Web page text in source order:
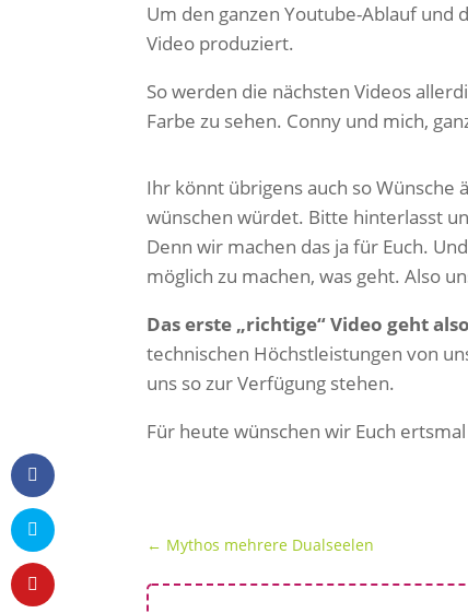
YouTub
entsper
ren
Um den ganzen Youtube-Ablauf und
Video produziert.
So werden die nächsten Videos
Farbe zu sehen. Conny und mich,
Ihr könnt übrigens auch so Wünsche
wünschen würdet. Bitte hinterlasst
Denn wir machen das ja für Euch.
möglich zu machen, was geht. Also
Das erste „richtige“ Video geht
technischen Höchstleistungen von
uns so zur Verfügung stehen.
Für heute wünschen wir Euch
← Mythos mehrere Dualseelen